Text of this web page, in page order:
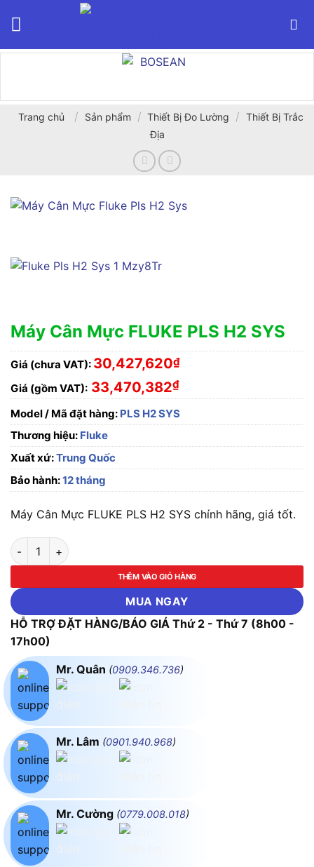
Trang chủ / Sản phẩm / Thiết Bị Đo Lường / Thiết Bị Trắc
Địa
Máy Cân Mực FLUKE PLS H2 SYS
Giá (chưa VAT): 30,427,620₫
Giá (gồm VAT): 33,470,382₫
Model / Mã đặt hàng: PLS H2 SYS
Thương hiệu: Fluke
Xuất xứ:Trung Quốc
Bảo hành:12 tháng
Máy Cân Mực FLUKE PLS H2 SYS chính hãng, giá tốt.
Máy Cân Mực FLUKE PLS H2 SYS số lượng
THÊM VÀO GIỎ HÀNG
MUA NGAY
HỖ TRỢ ĐẶT HÀNG/BÁO GIÁ Thứ 2 - Thứ 7 (8h00 -
17h00)
Mr. Quân (0909.346.736)
Mr. Lâm (0901.940.968)
Mr. Cường (0779.008.018)